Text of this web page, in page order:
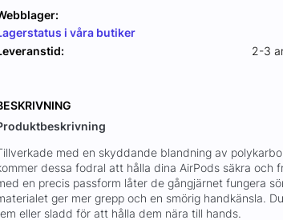
i våra butiker
2-3
med en skyddande blandning av
dessa fodral att hålla dina AirPods säkra och
en precis passform låter de gångjärnet fungera
ger mer grepp och en smörig handkänsla.
eller sladd för att hålla dem nära till hands.